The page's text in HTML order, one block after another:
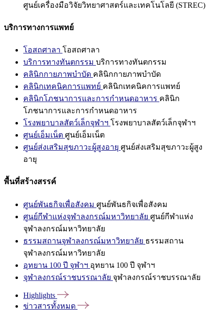
ศูนย์เครื่องมือวิจัยวิทยาศาสตร์และเทคโนโลยี (STREC)
บริการทางการแพทย์
โอสถศาลา โอสถศาลา
บริการทางทันตกรรม บริการทางทันตกรรม
คลินิกกายภาพบำบัด คลินิกกายภาพบำบัด
คลินิกเทคนิคการแพทย์ คลินิกเทคนิคการแพทย์
คลินิกโภชนาการและการกำหนดอาหาร คลินิก
โภชนาการและการกำหนดอาหาร
โรงพยาบาลสัตว์เล็กจุฬาฯ โรงพยาบาลสัตว์เล็กจุฬาฯ
ศูนย์เอ็มเน็ต ศูนย์เอ็มเน็ต
ศูนย์ส่งเสริมสุขภาวะผู้สูงอายุ ศูนย์ส่งเสริมสุขภาวะผู้สูง
อายุ
พื้นที่สร้างสรรค์
ศูนย์พันธกิจเพื่อสังคม ศูนย์พันธกิจเพื่อสังคม
ศูนย์กีฬาแห่งจุฬาลงกรณ์มหาวิทยาลัย ศูนย์กีฬาแห่ง
จุฬาลงกรณ์มหาวิทยาลัย
ธรรมสถานจุฬาลงกรณ์มหาวิทยาลัย ธรรมสถาน
จุฬาลงกรณ์มหาวิทยาลัย
อุทยาน 100 ปี จุฬาฯ อุทยาน 100 ปี จุฬาฯ
จุฬาลงกรณ์ราชบรรณาลัย จุฬาลงกรณ์ราชบรรณาลัย
Highlights
ข่าวสารทั้งหมด